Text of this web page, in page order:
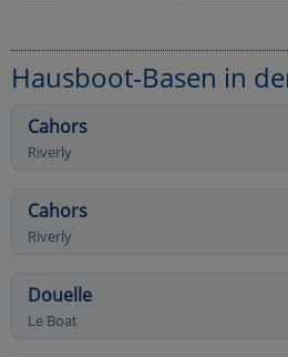
Hausboot-Basen in
Cahors
Riverly
Cahors
Riverly
Douelle
Le Boat